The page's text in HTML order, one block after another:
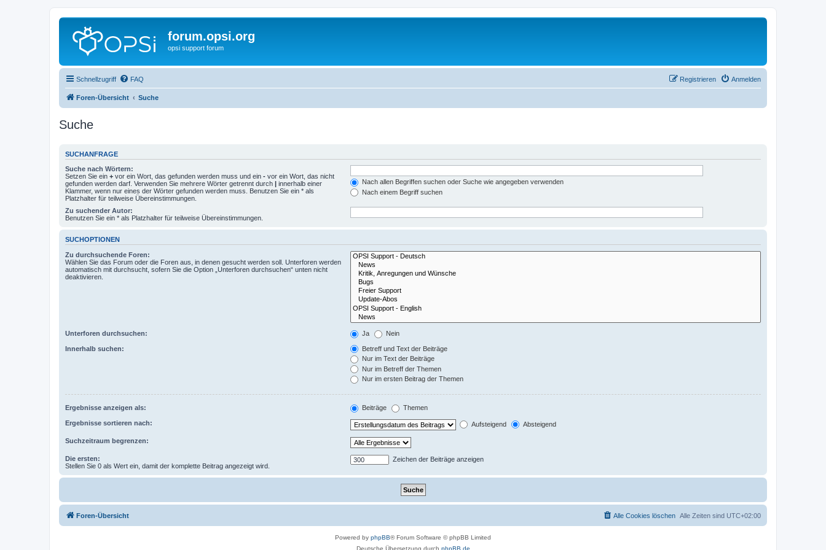
forum.opsi.org
opsi support forum
Schnellzugriff FAQ Anmelden
Registrieren
Foren-Übersicht Suche
Suche
SUCHANFRAGE
Suche nach Wörtern:
Setzen Sie ein + vor ein Wort, das gefunden werden muss und ein - vor ein Wort, das nicht
gefunden werden darf. Verwenden Sie mehrere Wörter getrennt durch | innerhalb einer
Klammer, wenn nur eines der Wörter gefunden werden muss. Benutzen Sie ein * als
Platzhalter für teilweise Übereinstimmungen.
Nach allen Begriffen suchen oder Suche wie angegeben verwenden
Nach einem Begriff suchen
Zu suchender Autor:
Benutzen Sie ein * als Platzhalter für teilweise Übereinstimmungen.
SUCHOPTIONEN
Zu durchsuchende Foren:
Wählen Sie das Forum oder die Foren aus, in denen gesucht werden soll. Unterforen werden
automatisch mit durchsucht, sofern Sie die Option „Unterforen durchsuchen“ unten nicht
deaktivieren.
Unterforen durchsuchen: Ja Nein
Innerhalb suchen:
Betreff und Text der Beiträge
Nur im Text der Beiträge
Nur im Betreff der Themen
Nur im ersten Beitrag der Themen
Ergebnisse anzeigen als: Beiträge Themen
Ergebnisse sortieren nach: Aufsteigend Absteigend
Suchzeitraum begrenzen:
Die ersten:
Stellen Sie 0 als Wert ein, damit der komplette Beitrag angezeigt wird.
Zeichen der Beiträge anzeigen
Foren-Übersicht Alle Zeiten sind UTC+02:00
Alle Cookies löschen
Powered by phpBB® Forum Software © phpBB Limited
Deutsche Übersetzung durch phpBB.de